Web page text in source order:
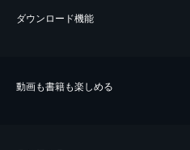
ダウンロード機能
動画も書籍も楽しめる